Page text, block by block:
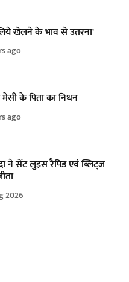
खेलने के भाव से उतरना'
ago
के पिता का निधन
ago
ने सेंट लुइस रैपिड एवं ब्लिट्ज
2026